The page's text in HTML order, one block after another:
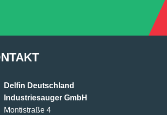
Delfin Deutschland
Industriesauger GmbH
Montistraße 4